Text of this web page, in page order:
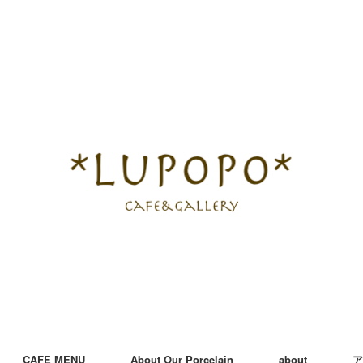
CAFE MENU About Our Porcelain about